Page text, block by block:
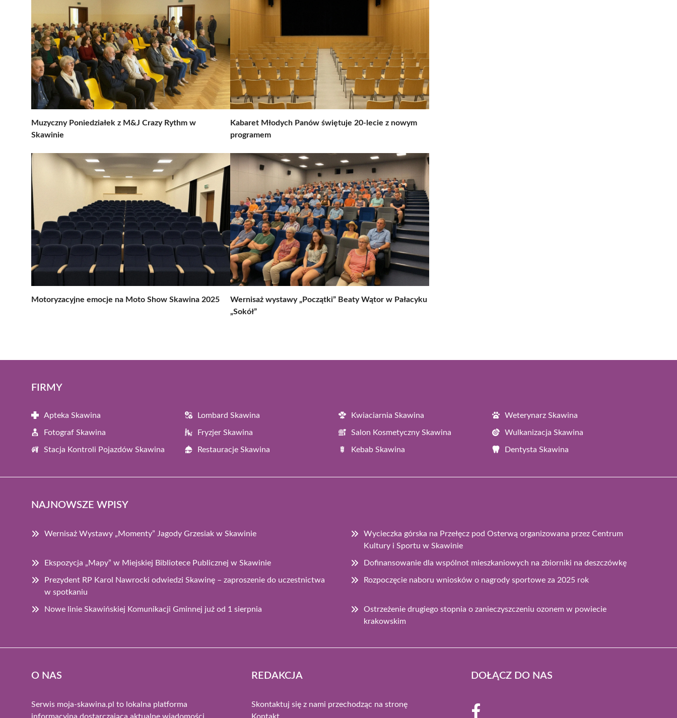
Muzyczny Poniedziałek z M&J Crazy Rythm w
Skawinie
Kabaret Młodych Panów świętuje 20-lecie z nowym
programem
Motoryzacyjne emocje na Moto Show Skawina 2025
Wernisaż wystawy „Początki” Beaty Wątor w Pałacyku
„Sokół”
FIRMY
Apteka Skawina Lombard Skawina Kwiaciarnia Skawina Weterynarz Skawina
Fotograf Skawina Fryzjer Skawina Salon Kosmetyczny Skawina Wulkanizacja Skawina
Stacja Kontroli Pojazdów Skawina Restauracje Skawina Kebab Skawina Dentysta Skawina
NAJNOWSZE WPISY
Wernisaż Wystawy „Momenty” Jagody Grzesiak w Skawinie
Wycieczka górska na Przełęcz pod Osterwą organizowana przez Centrum
Kultury i Sportu w Skawinie
Ekspozycja „Mapy” w Miejskiej Bibliotece Publicznej w Skawinie Dofinansowanie dla wspólnot mieszkaniowych na zbiorniki na deszczówkę
Prezydent RP Karol Nawrocki odwiedzi Skawinę – zaproszenie do uczestnictwa
w spotkaniu
Rozpoczęcie naboru wniosków o nagrody sportowe za 2025 rok
Nowe linie Skawińskiej Komunikacji Gminnej już od 1 sierpnia
Ostrzeżenie drugiego stopnia o zanieczyszczeniu ozonem w powiecie
krakowskim
O NAS
Serwis moja-skawina.pl to lokalna platforma
REDAKCJA
Skontaktuj się z nami przechodząc na stronę
DOŁĄCZ DO NAS